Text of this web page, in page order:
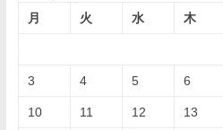
月
火 水 木
3 4 5 6
10 11 12 13